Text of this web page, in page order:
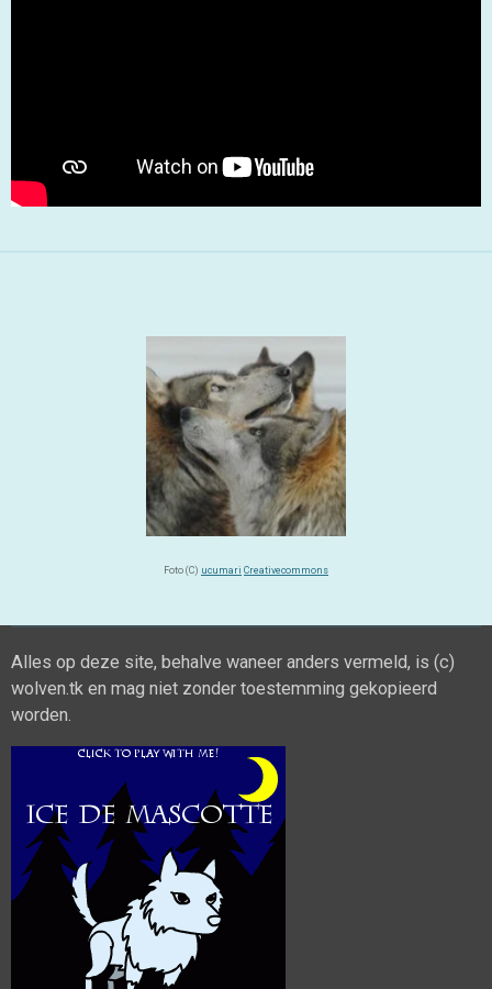
Foto (C) ucumari Creativecommons
Alles op deze site, behalve waneer anders vermeld, is (c)
wolven.tk en mag niet zonder toestemming gekopieerd
worden.